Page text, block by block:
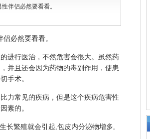
伴侣必然要看看。
必然要看看。
行医治，不然危害会很大。虽然药
并且还会因为药物的毒副作用，使患
手术。
常见的疾病，但是这个疾病危害性
素的。
繁殖就会引起,包皮内分泌物增多,